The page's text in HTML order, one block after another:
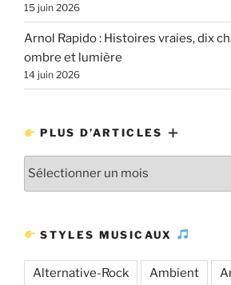
15 juin 2026
Arnol Rapido : Histoires vraies, dix
ombre et lumière
14 juin 2026
PLUS D’ARTICLES
STYLES MUSICAUX
Alternative-Rock Ambient